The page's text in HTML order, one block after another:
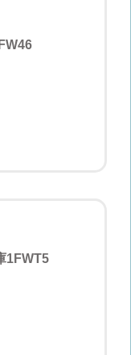
1FWT5